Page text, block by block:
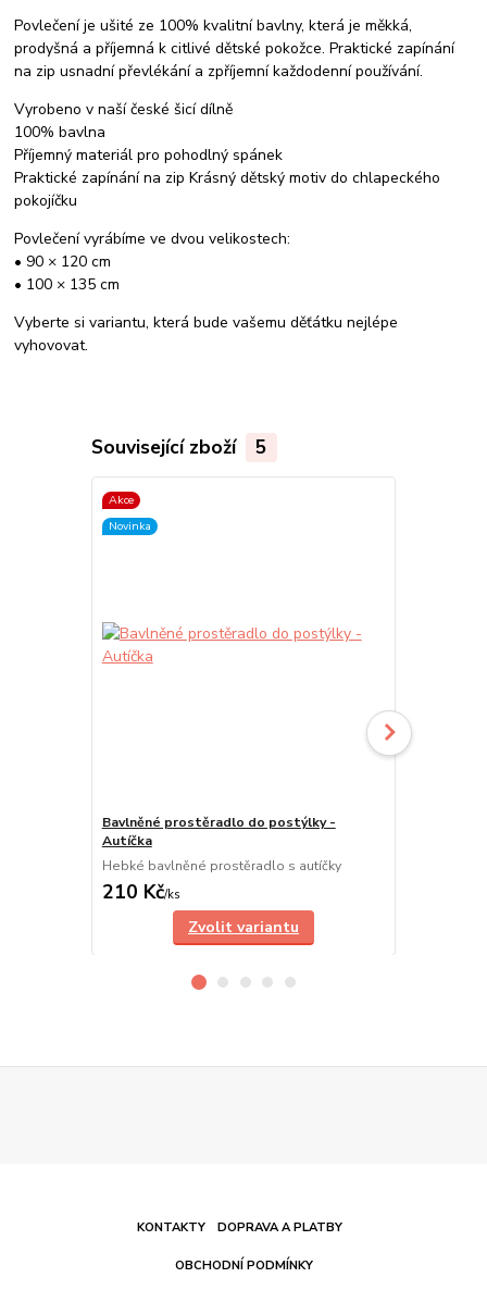
Povlečení je ušité ze 100% kvalitní bavlny, která je měkká,
prodyšná a příjemná k citlivé dětské pokožce. Praktické zapínání
na zip usnadní převlékání a zpříjemní každodenní používání.
Vyrobeno v naší české šicí dílně
100% bavlna
Příjemný materiál pro pohodlný spánek
Praktické zapínání na zip Krásný dětský motiv do chlapeckého
pokojíčku
Povlečení vyrábíme ve dvou velikostech:
• 90 × 120 cm
• 100 × 135 cm
Vyberte si variantu, která bude vašemu děťátku nejlépe
vyhovovat.
Související zboží 5
Akce
Novinka
Bavlněné prostěradlo do postýlky -
Autíčka
Hebké bavlněné prostěradlo s autíčky
210 Kč/ks
Zvolit variantu
KONTAKTY DOPRAVA A PLATBY
OBCHODNÍ PODMÍNKY